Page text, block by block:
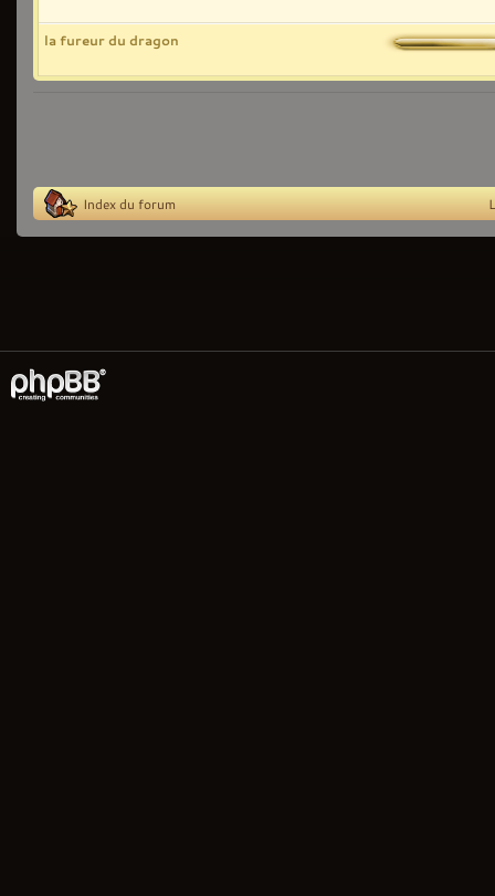
la fureur du dragon
Index du forum